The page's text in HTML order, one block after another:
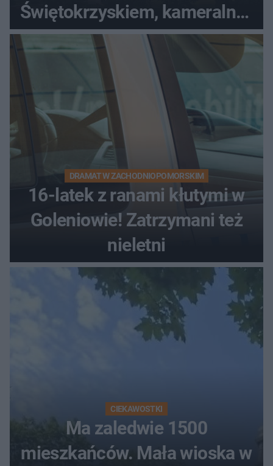
Świętokrzyskiem, kameralny i
bez tłumów
DRAMAT W ZACHODNIOPOMORSKIM
16-latek z ranami kłutymi w
Goleniowie! Zatrzymani też
nieletni
CIEKAWOSTKI
Ma zaledwie 1500
mieszkańców. Mała wioska w